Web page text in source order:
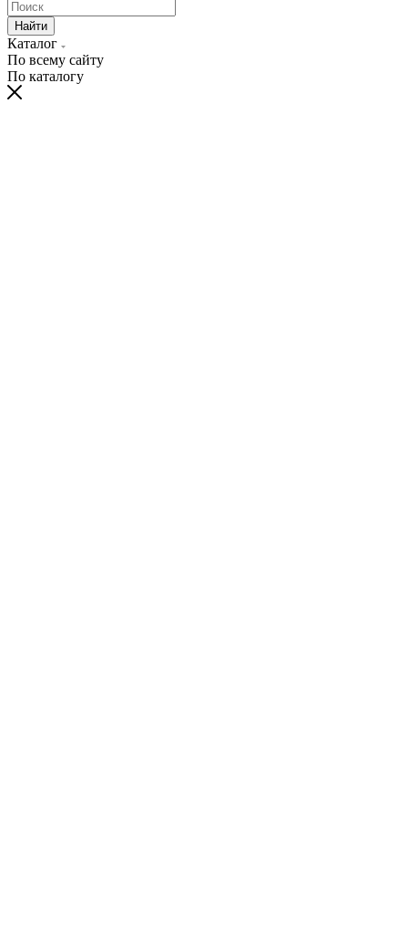
Найти
Каталог
По всему сайту
По каталогу